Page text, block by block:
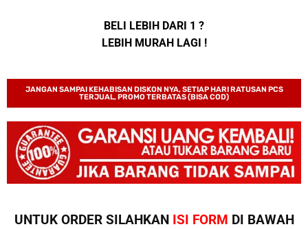
BELI LEBIH DARI 1 ?
LEBIH MURAH LAGI !
JANGAN SAMPAI KEHABISAN DISKON NYA, SETIAP HARI RATUSAN PCS
TERJUAL, PROMO TERBATAS (BISA COD)
UNTUK ORDER SILAHKAN ISI FORM DI BAWAH